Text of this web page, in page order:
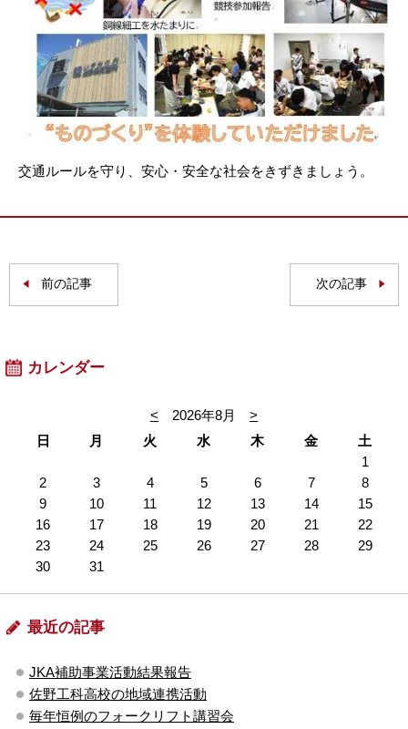
交通ルールを守り、安心・安全な社会をきずきましょう。
前の記事 次の記事
カレンダー
< 2026年8月
>
日
月 火 水 木 金
土
1
2
3 4 5 6 7
8
9
10 11 12 13 14
15
16
17 18 19 20 21
22
23
24 25 26 27 28
29
30
31
最近の記事
JKA補助事業活動結果報告
佐野工科高校の地域連携活動
毎年恒例のフォークリフト講習会